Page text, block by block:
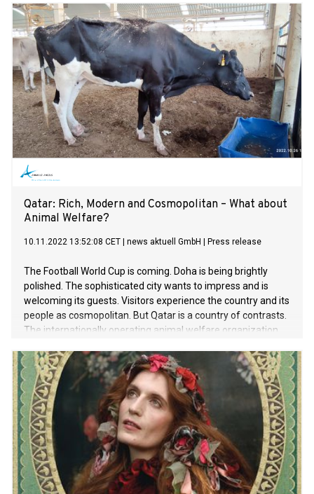
Qatar: Rich, Modern and Cosmopolitan – What about
Animal Welfare?
10.11.2022 13:52:08 CET news aktuell GmbH Press release
The Football World Cup is coming. Doha is being brightly
polished. The sophisticated city wants to impress and is
welcoming its guests. Visitors experience the country and its
people as cosmopolitan. But Qatar is a country of contrasts.
The internationally operating animal welfare organization
recent investigation.